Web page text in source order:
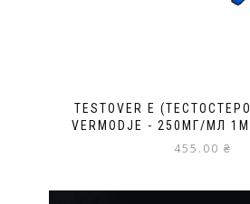
TESTOVER E
VERMODJE - 250МГ/МЛ
455.00 ₴